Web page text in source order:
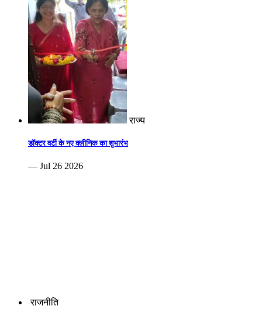
राज्य
डॉक्टर वर्टी के नए क्लीनिक का शुभारंभ
— Jul 26 2026
राजनीति